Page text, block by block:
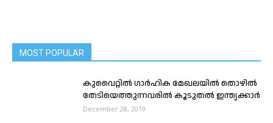
MOST POPULAR
കുവൈറ്റില്‍ ഗാര്‍ഹിക മേഖലയിൽ തൊഴില്‍
തേടിയെത്തുന്നവരില്‍ കൂടുതൽ ഇന്ത്യക്കാർ
December 28, 2019